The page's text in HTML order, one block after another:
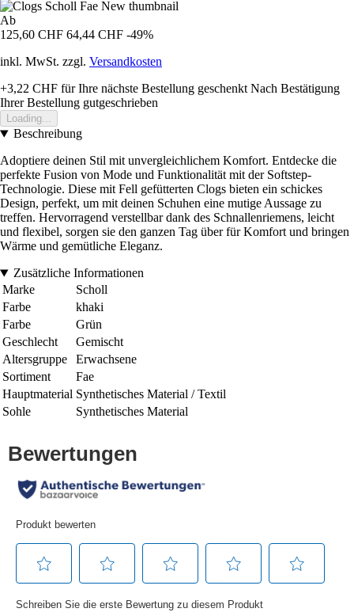
Ab
125,60 CHF 64,44 CHF -49%
inkl. MwSt. zzgl. Versandkosten
+3,22 CHF für Ihre nächste Bestellung geschenkt Nach Bestätigung
Ihrer Bestellung gutgeschrieben
Loading...
Beschreibung
Adoptiere deinen Stil mit unvergleichlichem Komfort. Entdecke die
perfekte Fusion von Mode und Funktionalität mit der Softstep-
Technologie. Diese mit Fell gefütterten Clogs bieten ein schickes
Design, perfekt, um mit deinen Schuhen eine mutige Aussage zu
treffen. Hervorragend verstellbar dank des Schnallenriemens, leicht
und flexibel, sorgen sie den ganzen Tag über für Komfort und bringen
Wärme und gemütliche Eleganz.
Zusätzliche Informationen
Marke
Scholl
Farbe
khaki
Farbe
Grün
Geschlecht
Gemischt
Altersgruppe
Erwachsene
Sortiment
Fae
Hauptmaterial Synthetisches Material / Textil
Sohle
Synthetisches Material